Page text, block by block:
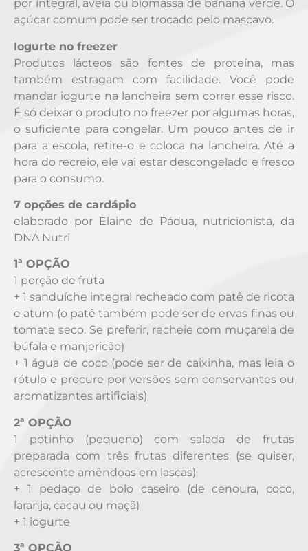
por integral, aveia ou biomassa de banana verde. O
açúcar comum pode ser trocado pelo mascavo.
Iogurte no freezer
Produtos lácteos são fontes de proteína, mas
também estragam com facilidade. Você pode
mandar iogurte na lancheira sem correr esse risco.
É só deixar o produto no freezer por algumas horas,
o suficiente para congelar. Um pouco antes de ir
para a escola, retire-o e coloca na lancheira. Até a
hora do recreio, ele vai estar descongelado e fresco
para o consumo.
7 opções de cardápio
elaborado por Elaine de Pádua, nutricionista, da
DNA Nutri
1ª OPÇÃO
1 porção de fruta
+ 1 sanduíche integral recheado com patê de ricota
e atum (o patê também pode ser de ervas finas ou
tomate seco. Se preferir, recheie com muçarela de
búfala e manjericão)
+ 1 água de coco (pode ser de caixinha, mas leia o
rótulo e procure por versões sem conservantes ou
aromatizantes artificiais)
2ª OPÇÃO
1 potinho (pequeno) com salada de frutas
preparada com três frutas diferentes (se quiser,
acrescente amêndoas em lascas)
+ 1 pedaço de bolo caseiro (de cenoura, coco,
laranja, cacau ou maçã)
+ 1 iogurte
3ª OPÇÃO